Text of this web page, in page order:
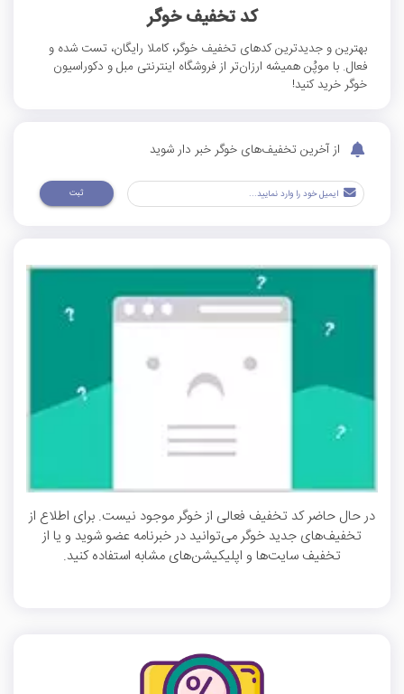
کد تخفیف خوگر
بهترین و جدیدترین کدهای تخفیف خوگر، کاملا رایگان، تست شده و
فعال. با موپُن همیشه ارزان‌تر از فروشگاه اینترنتی مبل و دکوراسیون
خوگر خرید کنید!
از آخرین تخفیف‌های خوگر خبر دار شوید
ثبت
در حال حاضر کد تخفیف فعالی از خوگر موجود نیست. برای اطلاع از
تخفیف‌های جدید خوگر می‌توانید در خبرنامه عضو شوید و یا از
تخفیف سایت‌ها و اپلیکیشن‌های مشابه استفاده کنید.